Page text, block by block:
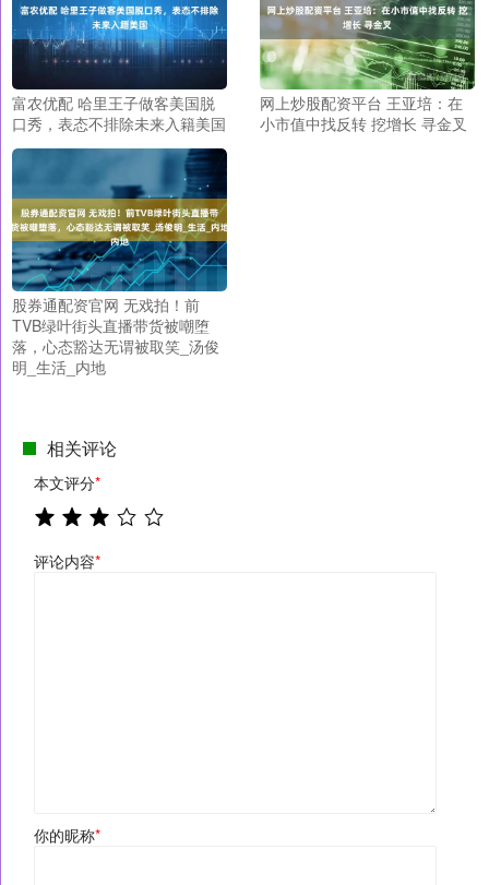
富农优配 哈里王子做客美国脱
口秀，表态不排除未来入籍美国
网上炒股配资平台 王亚培：在
小市值中找反转 挖增长 寻金叉
股券通配资官网 无戏拍！前
TVB绿叶街头直播带货被嘲堕
落，心态豁达无谓被取笑_汤俊
明_生活_内地
相关评论
本文评分*
评论内容*
你的昵称*